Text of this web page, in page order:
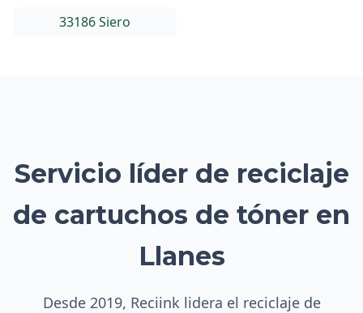
33186 Siero
Servicio líder de reciclaje
de cartuchos de tóner en
Llanes
Desde 2019, Reciink lidera el reciclaje de